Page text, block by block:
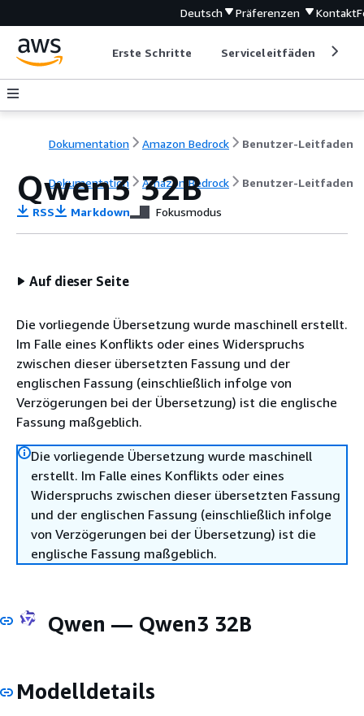
Deutsch Präferenzen Kontakt
Erste Schritte Serviceleitfäden
Dokumentation Amazon Bedrock Benutzer-Leitfaden
Dokumentation Amazon Bedrock Benutzer-Leitfaden
Qwen3 32B
RSS Markdown Fokusmodus
Auf dieser Seite
Die vorliegende Übersetzung wurde maschinell erstellt.
Im Falle eines Konflikts oder eines Widerspruchs
zwischen dieser übersetzten Fassung und der
englischen Fassung (einschließlich infolge von
Verzögerungen bei der Übersetzung) ist die englische
Fassung maßgeblich.
Die vorliegende Übersetzung wurde maschinell
erstellt. Im Falle eines Konflikts oder eines
Widerspruchs zwischen dieser übersetzten Fassung
und der englischen Fassung (einschließlich infolge
von Verzögerungen bei der Übersetzung) ist die
englische Fassung maßgeblich.
Qwen — Qwen3 32B
Modelldetails